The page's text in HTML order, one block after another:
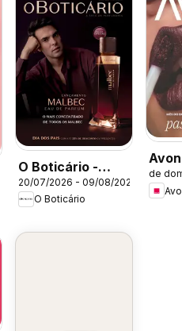
O Boticário -
Ciclo 11/2026
20/07/2026 - 09/08/2026
O Boticário
de